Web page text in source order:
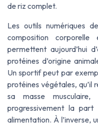
de riz complet.
Les outils numériques
composition
permettent aujourd’hui
protéines d’origine
Un sportif peut par
protéines végétales, qu’il
sa masse
progressivement la
alimentation. À l’inverse,